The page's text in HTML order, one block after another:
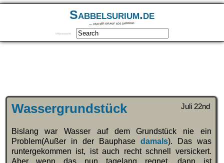
Sabbelsurium.de
… munter drauf los sabbeln
Impressum
Juli 22nd
Wassergrundstück
Bislang war Wasser auf dem Grundstück nie ein
Problem(Außer in der Bauphase damals). Das was
runtergekommen ist, ist auch recht schnell versickert.